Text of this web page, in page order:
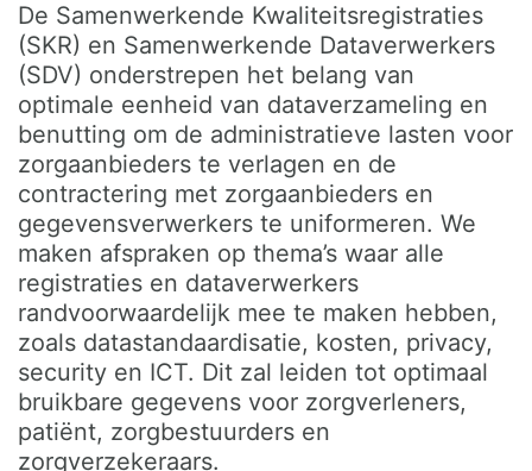
De Samenwerkende Kwaliteitsregistraties
(SKR) en Samenwerkende Dataverwerkers
(SDV) onderstrepen het belang van
optimale eenheid van dataverzameling en
benutting om de administratieve lasten voor
zorgaanbieders te verlagen en de
contractering met zorgaanbieders en
gegevensverwerkers te uniformeren. We
maken afspraken op thema’s waar alle
registraties en dataverwerkers
randvoorwaardelijk mee te maken hebben,
zoals datastandaardisatie, kosten, privacy,
security en ICT. Dit zal leiden tot optimaal
bruikbare gegevens voor zorgverleners,
patiënt, zorgbestuurders en
zorgverzekeraars.